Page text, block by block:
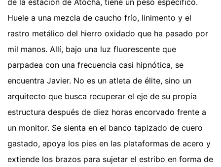
de la estación de Atocha, tiene un peso específico.
Huele a una mezcla de caucho frío, linimento y el
rastro metálico del hierro oxidado que ha pasado por
mil manos. Allí, bajo una luz fluorescente que
parpadea con una frecuencia casi hipnótica, se
encuentra Javier. No es un atleta de élite, sino un
arquitecto que busca recuperar el eje de su propia
estructura después de diez horas encorvado frente a
un monitor. Se sienta en el banco tapizado de cuero
gastado, apoya los pies en las plataformas de acero y
extiende los brazos para sujetar el estribo en forma de